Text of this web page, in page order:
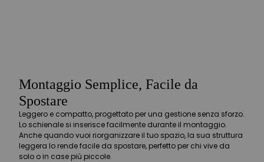
Montaggio Semplice, Facile da
Spostare
Leggero e compatto, progettato per una gestione senza sforzo.
Lo schienale si inserisce facilmente durante il montaggio.
Anche quando vuoi riorganizzare il tuo spazio, la sua struttura
leggera lo rende facile da spostare, perfetto per chi vive da
solo o in case più piccole.